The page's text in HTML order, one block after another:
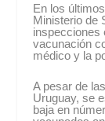
En los
Ministerio de
inspecciones
vacunación
médico y la
A pesar de
Uruguay, se
baja en